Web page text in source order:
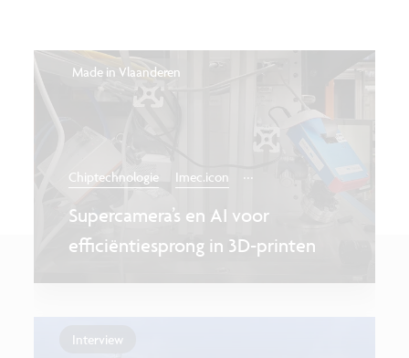
Made in Vlaanderen
Chiptechnologie Imec.icon ...
Supercamera’s en AI voor
efficiëntiesprong in 3D-printen
Interview